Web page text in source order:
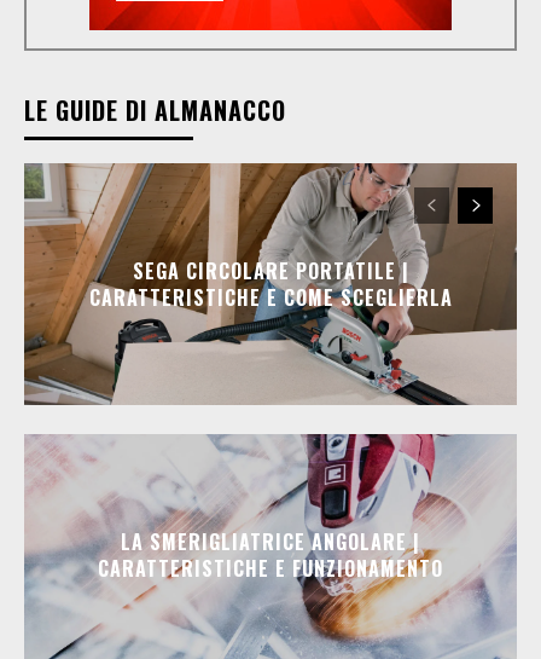
LE GUIDE DI ALMANACCO
SEGA CIRCOLARE PORTATILE |
CARATTERISTICHE E COME SCEGLIERLA
LA SMERIGLIATRICE ANGOLARE |
CARATTERISTICHE E FUNZIONAMENTO